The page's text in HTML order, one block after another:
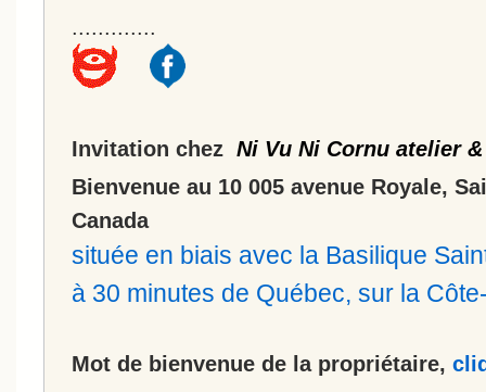
.............
Invitation chez Ni Vu Ni Cornu atelier
Bienvenue au 10 005 avenue Royale,
Canada
située en biais avec la Basilique
à 30 minutes de Québec, sur la
Mot de bienvenue de la propriétaire,